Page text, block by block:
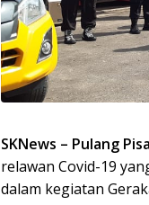
SKNews – Pulang
relawan Covid-19
dalam kegiatan